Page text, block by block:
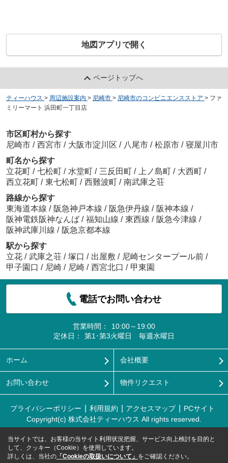
地図アプリで開く
ページトップへ
ティーハウス > 周辺施設案内 > 尼崎市 > 尼崎市のコンビニエンスストア > ファ
ミリーマート 浜田町一丁目店
市区町村から探す
尼崎市 / 西宮市 / 大阪市淀川区 / 八尾市 / 松原市 / 寝屋川市
町名から探す
立花町 / 七松町 / 水堂町 / 三反田町 / 上ノ島町 / 大西町 /
西立花町 / 東七松町 / 西難波町 / 南武庫之荘
路線から探す
東海道本線 / 阪急神戸本線 / 阪急伊丹線 / 阪神本線 /
阪神電鉄阪神なんば / 福知山線 / 東西線 / 阪急今津線 /
阪神武庫川線 / 阪急京都本線
駅から探す
立花 / 武庫之荘 / 塚口 / 出屋敷 / 尼崎センタープール前 /
甲子園口 / 尼崎 / 尼崎 / 西宮北口 / 甲東園
電話でお問い合わせ
営業時間：
10:00～19:00
定休日：
第1･第3火曜日 毎週水曜日
ホーム 会社概要
お問い合わせ 物件リクエスト
プライバシーポリシー 利用規約 アクセスマップ
PCサイト
Copyright(c) 株式会社ティーハウス All rights reserved.
当サイトでは、お客様の当サイト利用状況把握、サービス向上検討を目的と
して、クッキー（Cookie）を使用しています。
詳しくは、当社の 「Cookieの取扱いについて」 をご確認ください。